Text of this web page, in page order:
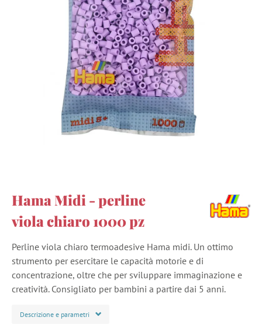
Hama Midi - perline
viola chiaro 1000 pz
Perline viola chiaro termoadesive Hama midi. Un ottimo
strumento per esercitare le capacità motorie e di
concentrazione, oltre che per sviluppare immaginazione e
creatività. Consigliato per bambini a partire dai 5 anni.
Descrizione e parametri